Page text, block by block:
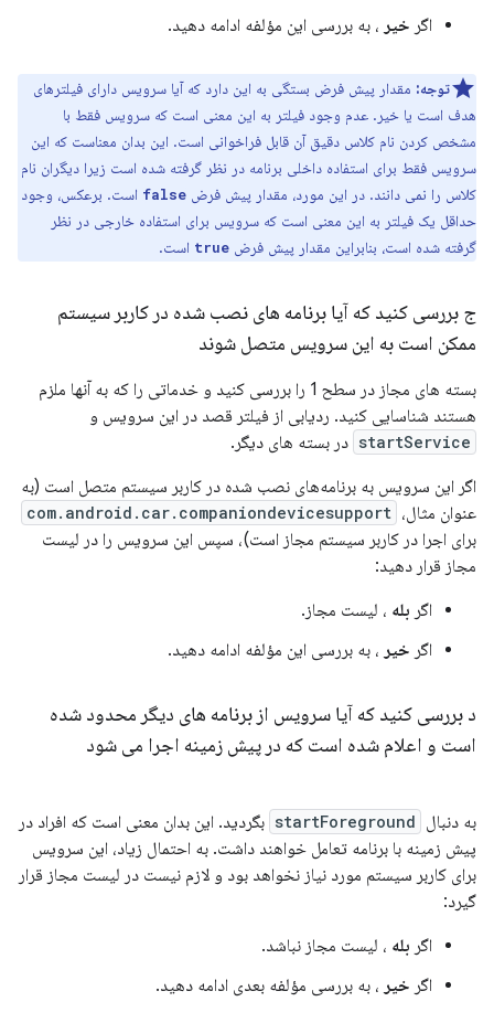
اگر خیر ، به بررسی این مؤلفه ادامه دهید.
توجه: مقدار پیش فرض بستگی به این دارد که آیا سرویس دارای فیلترهای
هدف است یا خیر. عدم وجود فیلتر به این معنی است که سرویس فقط با
مشخص کردن نام کلاس دقیق آن قابل فراخوانی است. این بدان معناست که این
سرویس فقط برای استفاده داخلی برنامه در نظر گرفته شده است زیرا دیگران نام
کلاس را نمی دانند. در این مورد، مقدار پیش فرض false است. برعکس، وجود
حداقل یک فیلتر به این معنی است که سرویس برای استفاده خارجی در نظر
گرفته شده است، بنابراین مقدار پیش فرض true است.
ج بررسی کنید که آیا برنامه های نصب شده در کاربر سیستم
ممکن است به این سرویس متصل شوند
بسته های مجاز در سطح 1 را بررسی کنید و خدماتی را که به آنها ملزم
هستند شناسایی کنید. ردیابی از فیلتر قصد در این سرویس و
startService در بسته های دیگر.
اگر این سرویس به برنامه‌های نصب شده در کاربر سیستم متصل است (به
عنوان مثال، com.android.car.companiondevicesupport
برای اجرا در کاربر سیستم مجاز است)، سپس این سرویس را در لیست
مجاز قرار دهید:
اگر بله ، لیست مجاز.
اگر خیر ، به بررسی این مؤلفه ادامه دهید.
د بررسی کنید که آیا سرویس از برنامه های دیگر محدود شده
است و اعلام شده است که در پیش زمینه اجرا می شود
به دنبال startForeground بگردید. این بدان معنی است که افراد در
پیش زمینه با برنامه تعامل خواهند داشت. به احتمال زیاد، این سرویس
برای کاربر سیستم مورد نیاز نخواهد بود و لازم نیست در لیست مجاز قرار
گیرد:
اگر بله ، لیست مجاز نباشد.
اگر خیر ، به بررسی مؤلفه بعدی ادامه دهید.